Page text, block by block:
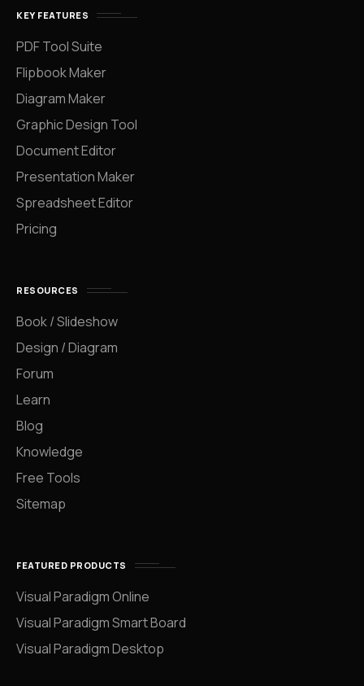
KEY FEATURES
PDF Tool Suite
Flipbook Maker
Diagram Maker
Graphic Design Tool
Document Editor
Presentation Maker
Spreadsheet Editor
Pricing
RESOURCES
Book / Slideshow
Design / Diagram
Forum
Learn
Blog
Knowledge
Free Tools
Sitemap
FEATURED PRODUCTS
Visual Paradigm Online
Visual Paradigm Smart Board
Visual Paradigm Desktop